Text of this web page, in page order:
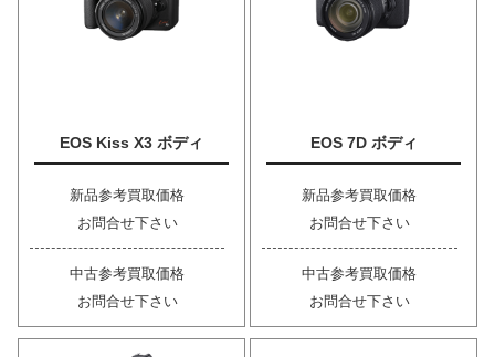
EOS Kiss X3 ボディ
新品参考買取価格
お問合せ下さい
中古参考買取価格
お問合せ下さい
EOS 7D ボディ
新品参考買取価格
お問合せ下さい
中古参考買取価格
お問合せ下さい